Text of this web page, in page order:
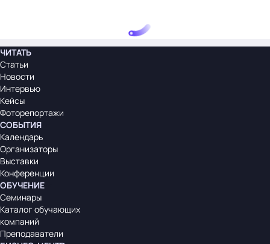
ЧИТАТЬ
Статьи
Новости
Интервью
Кейсы
Фоторепортажи
СОБЫТИЯ
Календарь
Организаторы
Выставки
Конференции
ОБУЧЕНИЕ
Семинары
Каталог обучающих
компаний
Преподаватели